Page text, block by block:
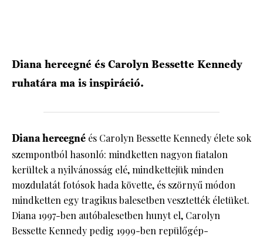
Diana hercegné és Carolyn Bessette Kennedy
ruhatára ma is inspiráció.
Diana hercegné és Carolyn Bessette Kennedy élete sok
szempontból hasonló: mindketten nagyon fiatalon
kerültek a nyilvánosság elé, mindkettejük minden
mozdulatát fotósok hada követte, és szörnyű módon
mindketten egy tragikus balesetben vesztették életüket.
Diana 1997-ben autóbalesetben hunyt el, Carolyn
Bessette Kennedy pedig 1999-ben repülőgép-